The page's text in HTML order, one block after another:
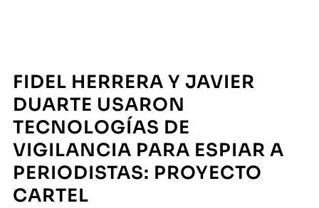
FIDEL HERRERA Y JAVIER
DUARTE USARON
TECNOLOGÍAS DE
VIGILANCIA PARA ESPIAR A
PERIODISTAS: PROYECTO
CARTEL